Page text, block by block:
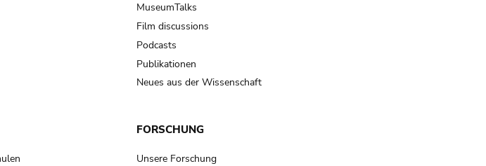
MuseumTalks
Film discussions
Podcasts
Publikationen
Neues aus der Wissenschaft
FORSCHUNG
Unsere Forschung